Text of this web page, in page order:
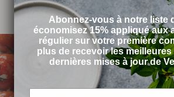
Abonnez-vous à notre liste
économisez 15% appliqué aux
régulier sur votre première
plus de recevoir les
dernières mises à jour de